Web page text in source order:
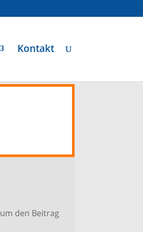
Kontakt
den Beitrag